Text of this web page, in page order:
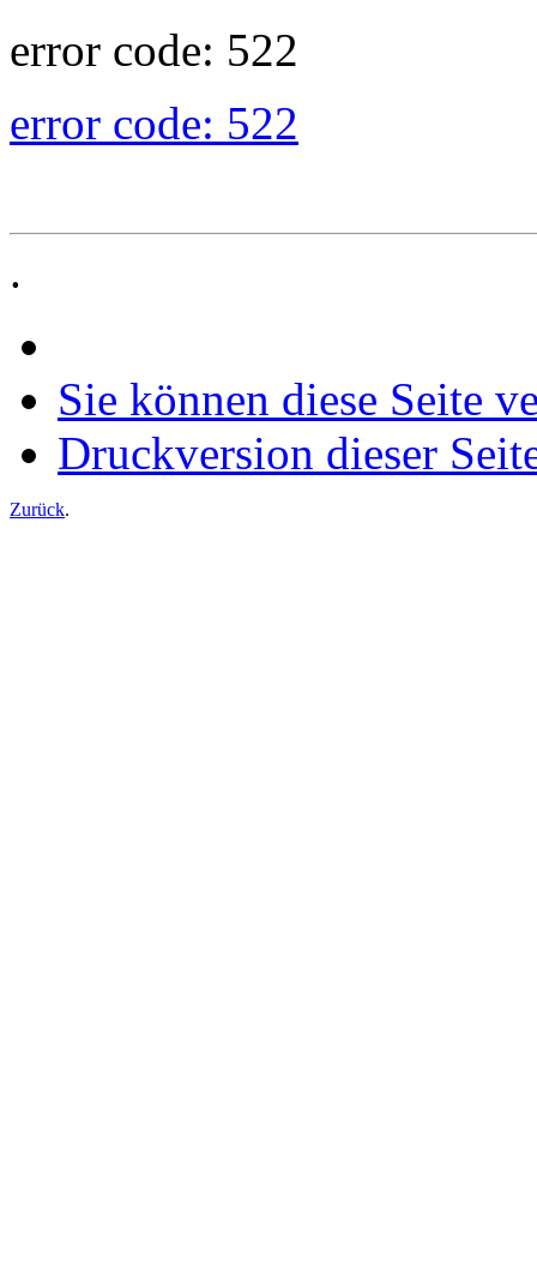
error code: 522
error code: 522
.
Sie können diese Seite
Druckversion dieser
Zurück.